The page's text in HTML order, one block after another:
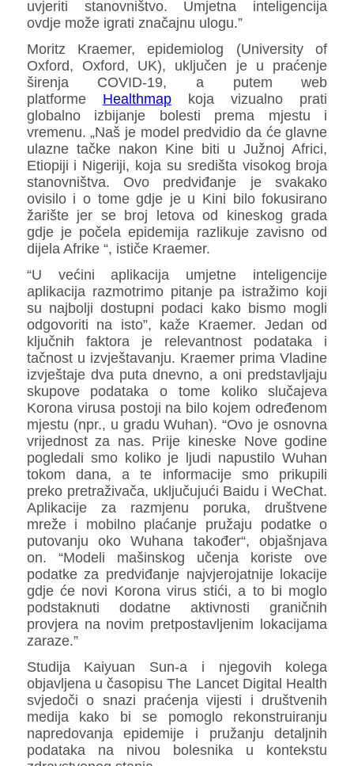
uvjeriti stanovništvo. Umjetna inteligencija
ovdje može igrati značajnu ulogu.”
Moritz Kraemer, epidemiolog (University of
Oxford, Oxford, UK), uključen je u praćenje
širenja COVID-19, a putem web
platforme Healthmapkoja vizualno prati
globalno izbijanje bolesti prema mjestu i
vremenu. „Naš je model predvidio da će glavne
ulazne tačke nakon Kine biti u Južnoj Africi,
Etiopiji i Nigeriji, koja su središta visokog broja
stanovništva. Ovo predviđanje je svakako
ovisilo i o tome gdje je u Kini bilo fokusirano
žarište jer se broj letova od kineskog grada
gdje je počela epidemija razlikuje zavisno od
dijela Afrike “, ističe Kraemer.
“U većini aplikacija umjetne inteligencije
aplikacija razmotrimo pitanje pa istražimo koji
su najbolji dostupni podaci kako bismo mogli
odgovoriti na isto”, kaže Kraemer. Jedan od
ključnih faktora je relevantnost podataka i
tačnost u izvještavanju. Kraemer prima Vladine
izvještaje dva puta dnevno, a oni predstavljaju
skupove podataka o tome koliko slučajeva
Korona virusa postoji na bilo kojem određenom
mjestu (npr., u gradu Wuhan). “Ovo je osnovna
vrijednost za nas. Prije kineske Nove godine
pogledali smo koliko je ljudi napustilo Wuhan
tokom dana, a te informacije smo prikupili
preko pretraživača, uključujući Baidu i WeChat.
Aplikacije za razmjenu poruka, društvene
mreže i mobilno plaćanje pružaju podatke o
putovanju oko Wuhana također“, objašnjava
on. “Modeli mašinskog učenja koriste ove
podatke za predviđanje najvjerojatnije lokacije
gdje će novi Korona virus stići, a to bi moglo
podstaknuti dodatne aktivnosti graničnih
provjera na novim pretpostavljenim lokacijama
zaraze.”
Studija Kaiyuan Sun-a i njegovih kolega
objavljena u časopisu The Lancet Digital Health
svjedoči o snazi praćenja vijesti i društvenih
medija kako bi se pomoglo rekonstruiranju
napredovanja epidemije i pružanju detaljnih
podataka na nivou bolesnika u kontekstu